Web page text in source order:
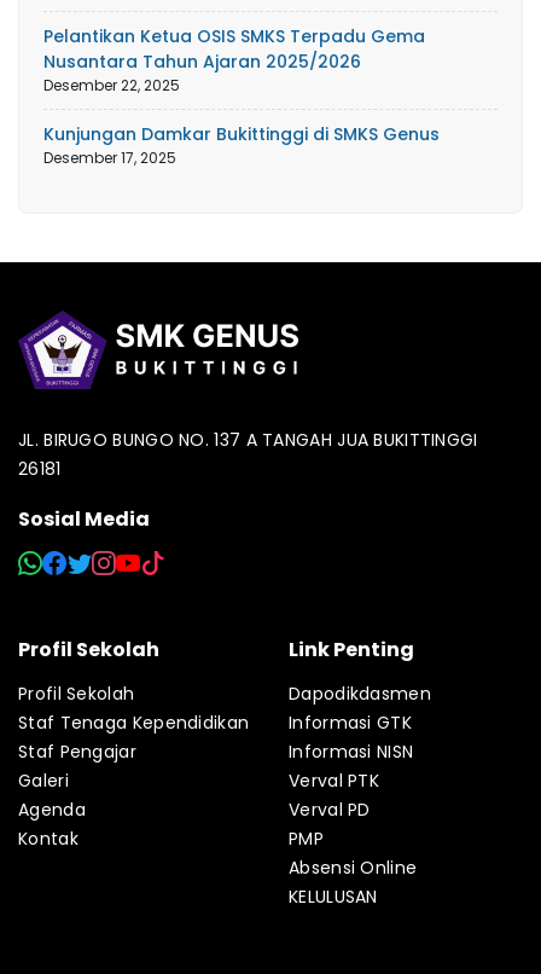
Pelantikan Ketua OSIS SMKS Terpadu Gema
Nusantara Tahun Ajaran 2025/2026
Desember 22, 2025
Kunjungan Damkar Bukittinggi di SMKS Genus
Desember 17, 2025
JL. BIRUGO BUNGO NO. 137 A TANGAH JUA BUKITTINGGI
26181
Sosial Media
Profil Sekolah
Profil Sekolah
Staf Tenaga Kependidikan
Staf Pengajar
Galeri
Agenda
Kontak
Link Penting
Dapodikdasmen
Informasi GTK
Informasi NISN
Verval PTK
Verval PD
PMP
Absensi Online
KELULUSAN